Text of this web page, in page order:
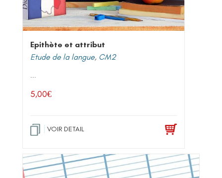
Epithète et attribut
Etude de la langue, CM2
...
5,00€
VOIR DETAIL